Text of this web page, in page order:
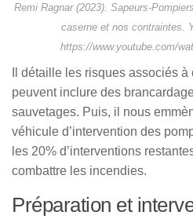
Remi Ragnar (2023). Sapeurs-
caserne et nos contraintes.
https://www.youtube.com/
Il détaille les risques associés
peuvent inclure des
sauvetages. Puis, il nous
véhicule d’intervention des
les 20% d’interventions
combattre les incendies.
Préparation et